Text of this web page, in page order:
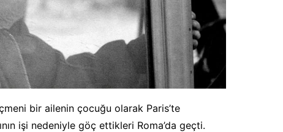
bir ailenin çocuğu olarak Paris’te
işi nedeniyle göç ettikleri Roma’da geçti.